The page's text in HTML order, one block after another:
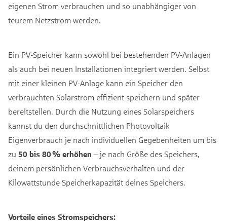
eigenen Strom verbrauchen und so unabhängiger von
teurem Netzstrom werden.
Ein PV-Speicher kann sowohl bei bestehenden PV-Anlagen
als auch bei neuen Installationen integriert werden. Selbst
mit einer kleinen PV-Anlage kann ein Speicher den
verbrauchten Solarstrom effizient speichern und später
bereitstellen. Durch die Nutzung eines Solarspeichers
kannst du den durchschnittlichen Photovoltaik
Eigenverbrauch je nach individuellen Gegebenheiten um bis
zu 50 bis 80 % erhöhen – je nach Größe des Speichers,
deinem persönlichen Verbrauchsverhalten und der
Kilowattstunde Speicherkapazität deines Speichers.
Vorteile eines Stromspeichers: